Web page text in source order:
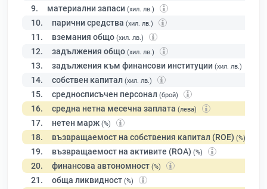
9. материални запаси (хил. лв.)
10. парични средства (хил. лв.)
11. вземания общо (хил. лв.)
12. задължения общо (хил. лв.)
13. задължения към финансови институции (хил. лв.)
14. собствен капитал (хил. лв.)
15. средносписъчен персонал (брой)
16. средна нетна месечна заплата (лева)
17. нетен марж (%)
18. възвращаемост на собствения капитал (ROE) (%)
19. възвращаемост на активите (ROA) (%)
20. финансова автономност (%)
21. обща ликвидност (%)